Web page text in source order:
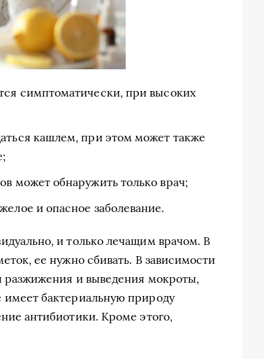
симптоматически, при высоких
кашлем, при этом может также
может обнаружить только врач;
и опасное заболевание.
и только лечащим врачом. В
ее нужно сбивать. В зависимости
разжижения и выведения мокроты,
имеет бактериальную природу
антибиотики. Кроме этого,